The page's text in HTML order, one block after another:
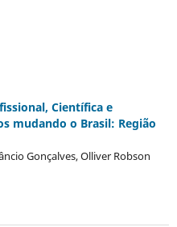
Científica e
mudando o Brasil: Região
Gonçalves, Olliver Robson